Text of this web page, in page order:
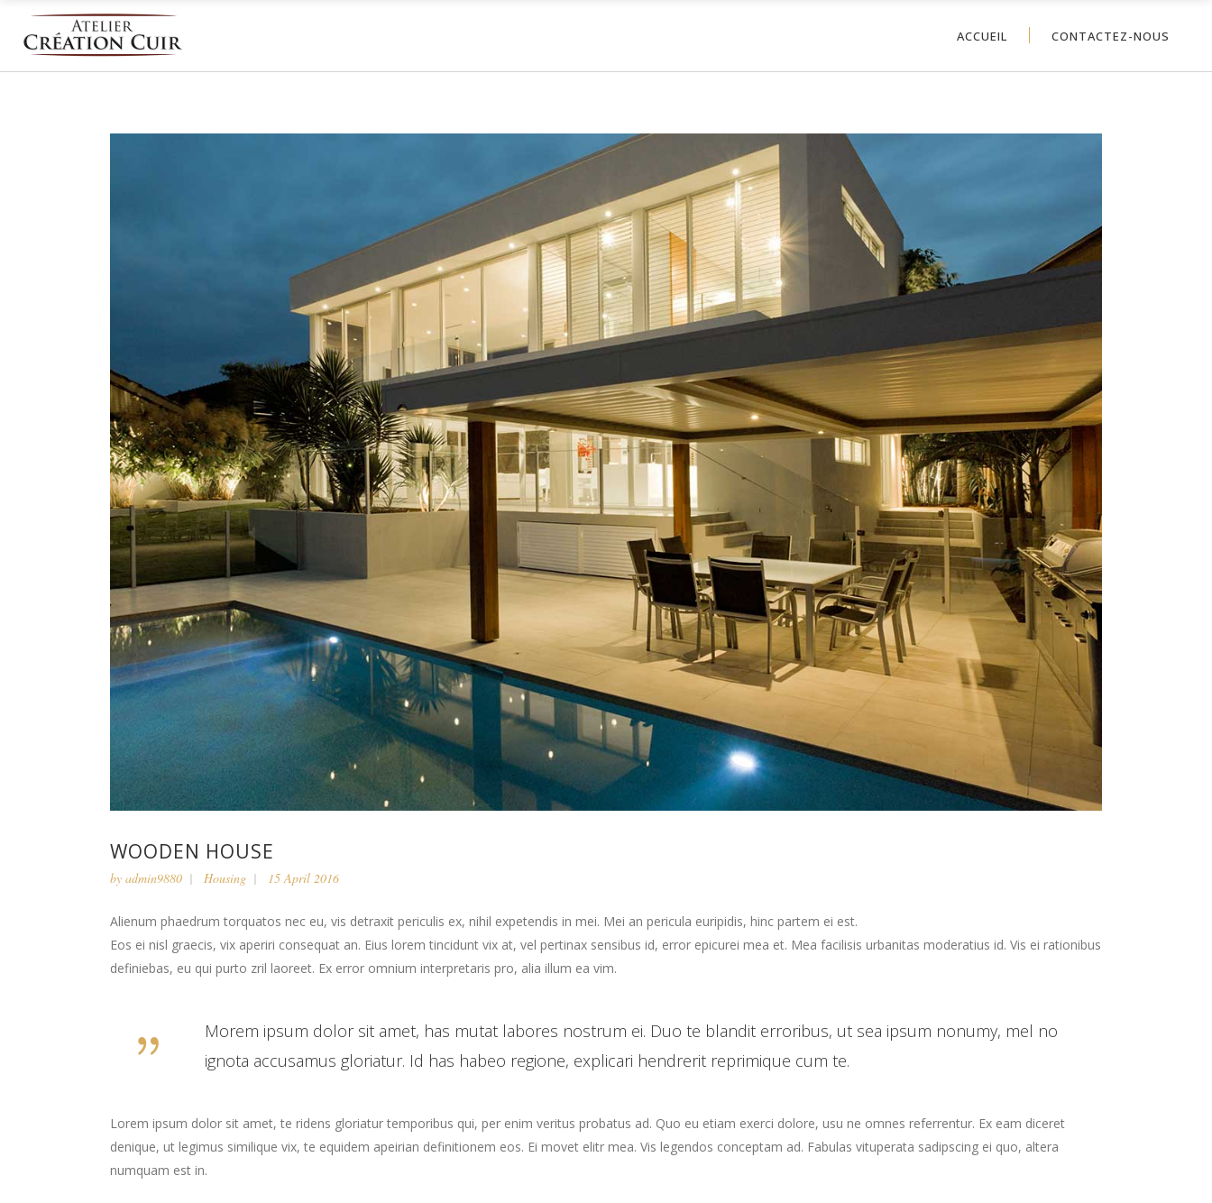
ACCUEIL CONTACTEZ-NOUS
WOODEN HOUSE
by admin9880 Housing 15 April 2016
Alienum phaedrum torquatos nec eu, vis detraxit periculis ex, nihil expetendis in mei. Mei an pericula euripidis, hinc partem ei est.
Eos ei nisl graecis, vix aperiri consequat an. Eius lorem tincidunt vix at, vel pertinax sensibus id, error epicurei mea et. Mea facilisis urbanitas moderatius id. Vis ei rationibus
definiebas, eu qui purto zril laoreet. Ex error omnium interpretaris pro, alia illum ea vim.
Morem ipsum dolor sit amet, has mutat labores nostrum ei. Duo te blandit erroribus, ut sea ipsum nonumy, mel no
ignota accusamus gloriatur. Id has habeo regione, explicari hendrerit reprimique cum te.
Lorem ipsum dolor sit amet, te ridens gloriatur temporibus qui, per enim veritus probatus ad. Quo eu etiam exerci dolore, usu ne omnes referrentur. Ex eam diceret
denique, ut legimus similique vix, te equidem apeirian definitionem eos. Ei movet elitr mea. Vis legendos conceptam ad. Fabulas vituperata sadipscing ei quo, altera
numquam est in.